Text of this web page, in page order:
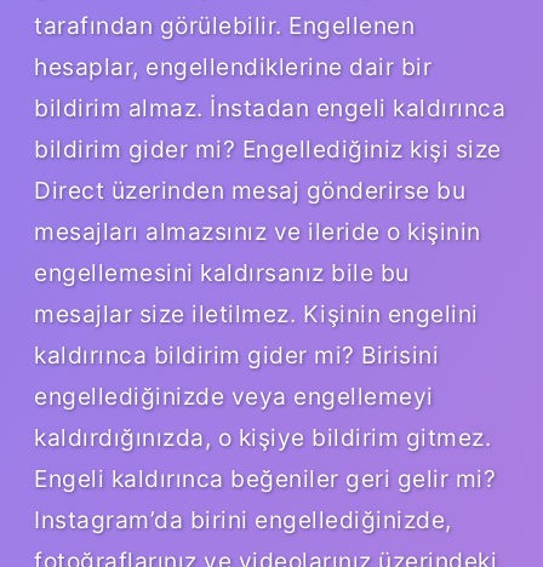
tarafından görülebilir. Engellenen
hesaplar, engellendiklerine dair bir
bildirim almaz. İnstadan engeli kaldırınca
bildirim gider mi? Engellediğiniz kişi size
Direct üzerinden mesaj gönderirse bu
mesajları almazsınız ve ileride o kişinin
engellemesini kaldırsanız bile bu
mesajlar size iletilmez. Kişinin engelini
kaldırınca bildirim gider mi? Birisini
engellediğinizde veya engellemeyi
kaldırdığınızda, o kişiye bildirim gitmez.
Engeli kaldırınca beğeniler geri gelir mi?
Instagram’da birini engellediğinizde,
fotoğraflarınız ve videolarınız üzerindeki